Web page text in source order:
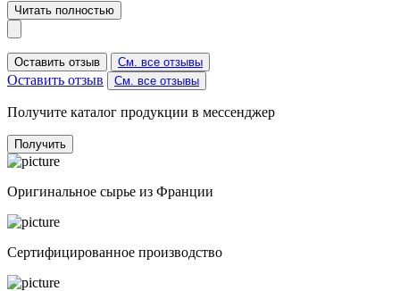
Читать полностью
Оставить отзыв См. все отзывы
Оставить отзыв См. все отзывы
Получите каталог продукции в мессенджер
Получить
Оригинальное сырье из Франции
Сертифицированное производство